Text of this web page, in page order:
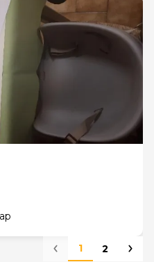
1 2